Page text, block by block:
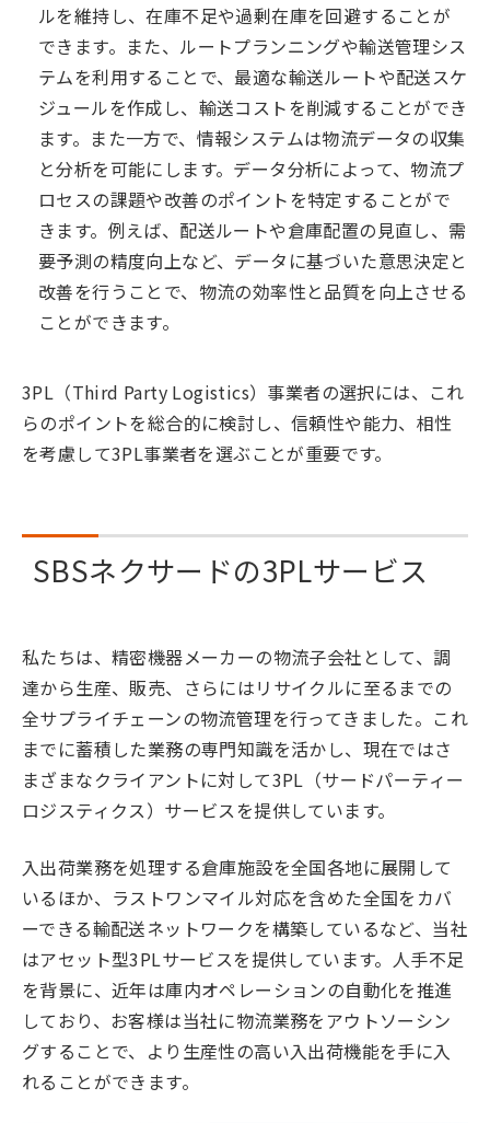
ルを維持し、在庫不足や過剰在庫を回避することが
できます。また、ルートプランニングや輸送管理シス
テムを利用することで、最適な輸送ルートや配送スケ
ジュールを作成し、輸送コストを削減することができ
ます。また一方で、情報システムは物流データの収集
と分析を可能にします。データ分析によって、物流プ
ロセスの課題や改善のポイントを特定することがで
きます。例えば、配送ルートや倉庫配置の見直し、需
要予測の精度向上など、データに基づいた意思決定と
改善を行うことで、物流の効率性と品質を向上させる
ことができます。
3PL（Third Party Logistics）事業者の選択には、これ
らのポイントを総合的に検討し、信頼性や能力、相性
を考慮して3PL事業者を選ぶことが重要です。
SBSネクサードの3PLサービス
私たちは、精密機器メーカーの物流子会社として、調
達から生産、販売、さらにはリサイクルに至るまでの
全サプライチェーンの物流管理を行ってきました。これ
までに蓄積した業務の専門知識を活かし、現在ではさ
まざまなクライアントに対して3PL（サードパーティー
ロジスティクス）サービスを提供しています。
入出荷業務を処理する倉庫施設を全国各地に展開して
いるほか、ラストワンマイル対応を含めた全国をカバ
ーできる輸配送ネットワークを構築しているなど、当社
はアセット型3PLサービスを提供しています。人手不足
を背景に、近年は庫内オペレーションの自動化を推進
しており、お客様は当社に物流業務をアウトソーシン
グすることで、より生産性の高い入出荷機能を手に入
れることができます。